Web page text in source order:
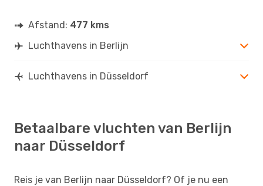
Afstand: 477 kms
Luchthavens in Berlijn
Luchthavens in Düsseldorf
Betaalbare vluchten van Berlijn
naar Düsseldorf
Reis je van Berlijn naar Düsseldorf? Of je nu een